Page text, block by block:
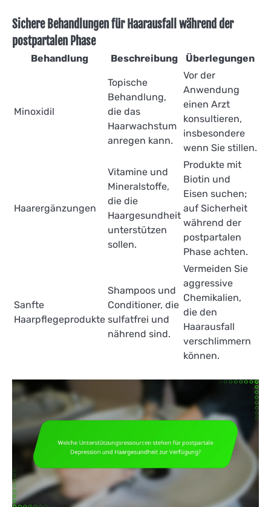
Sichere Behandlungen für Haarausfall während der
postpartalen Phase
Behandlung Beschreibung Überlegungen
Minoxidil
Topische
Behandlung,
die das
Haarwachstum
anregen kann.
Vor der
Anwendung
einen Arzt
konsultieren,
insbesondere
wenn Sie stillen.
Haarergänzungen
Vitamine und
Mineralstoffe,
die die
Haargesundheit
unterstützen
sollen.
Produkte mit
Biotin und
Eisen suchen;
auf Sicherheit
während der
postpartalen
Phase achten.
Sanfte
Haarpflegeprodukte
Shampoos und
Conditioner, die
sulfatfrei und
nährend sind.
Vermeiden Sie
aggressive
Chemikalien,
die den
Haarausfall
verschlimmern
können.